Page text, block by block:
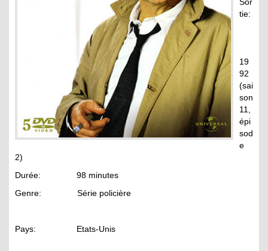
tie:
19
92
(sai
son
11,
épi
sod
e
2)
Durée: 98 minutes
Genre: Série policière
Pays: Etats-Unis